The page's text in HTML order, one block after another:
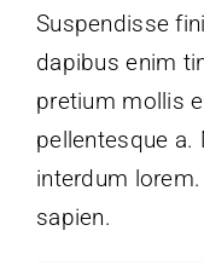
Suspendisse
dapibus enim
pretium mollis
pellentesque a.
interdum
sapien.